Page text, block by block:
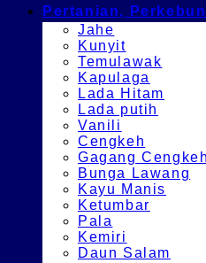
Pertanian,
Jahe
Kunyit
Temulawak
Kapulaga
Lada Hitam
Lada putih
Vanili
Cengkeh
Gagang
Bunga Lawang
Kayu Manis
Ketumbar
Pala
Kemiri
Daun Salam